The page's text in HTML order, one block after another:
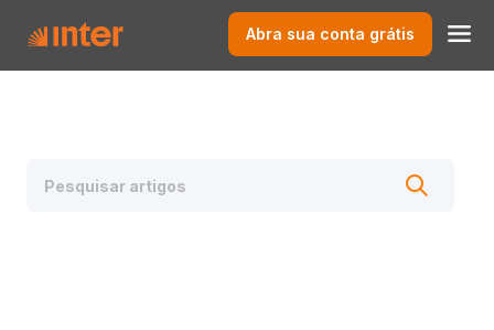
Abra sua conta grátis